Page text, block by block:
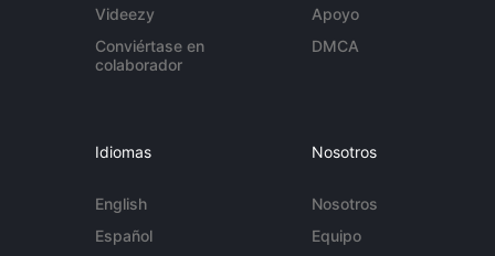
Videezy
Conviértase en
colaborador
Apoyo
DMCA
Idiomas
English
Español
Nosotros
Nosotros
Equipo